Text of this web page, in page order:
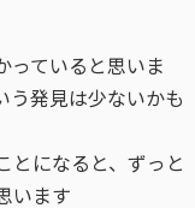
っていると思いま
う発見は少ないかも
になると、ずっと
います